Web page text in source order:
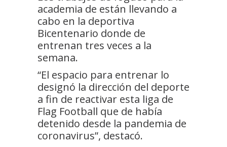
academia de están llevando a
cabo en la deportiva
Bicentenario donde de
entrenan tres veces a la
semana.
“El espacio para entrenar lo
designó la dirección del deporte
a fin de reactivar esta liga de
Flag Football que de había
detenido desde la pandemia de
coronavirus”, destacó.